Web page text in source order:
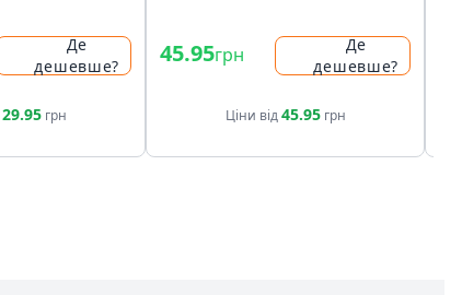
Де
дешевше?
29.95грн
45.95грн
Де
дешевше?
Ціни від45.95грн